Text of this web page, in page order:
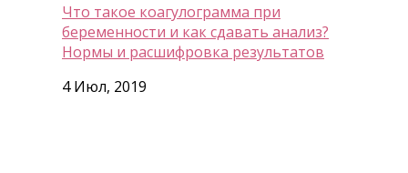
Что такое коагулограмма при
беременности и как сдавать анализ?
Нормы и расшифровка результатов
4 Июл, 2019